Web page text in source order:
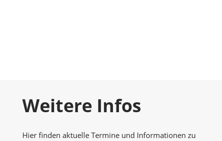
Weitere Infos
Hier finden aktuelle Termine und Informationen zu